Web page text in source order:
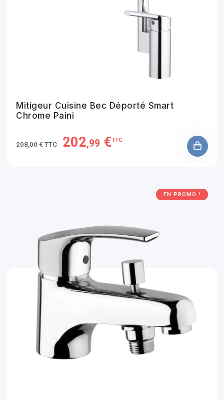
Mitigeur Cuisine Bec Déporté Smart
Chrome Paini
208,00 € TTC 202,99 €TTC
EN PROMO !